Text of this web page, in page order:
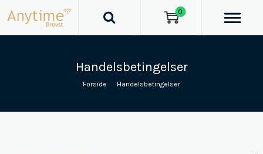
Handelsbetingelser
Forside Handelsbetingelser
0